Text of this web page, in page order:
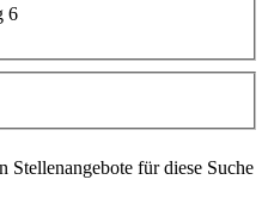
6
Stellenangebote für diese Suche